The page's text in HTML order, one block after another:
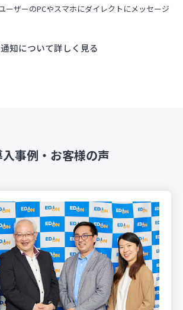
ーザーのPCやスマホにダイレクトにメッセージ
知について詳しく見る
事例・お客様の声